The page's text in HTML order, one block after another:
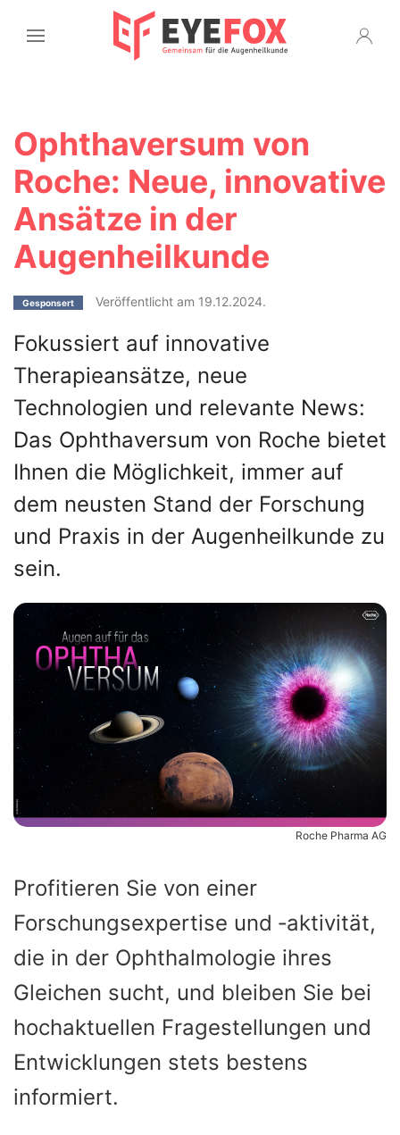
Ophthaversum von
Roche: Neue, innovative
Ansätze in der
Augenheilkunde
Gesponsert Veröffentlicht am 19.12.2024.
Fokussiert auf innovative
Therapieansätze, neue
Technologien und relevante News:
Das Ophthaversum von Roche bietet
Ihnen die Möglichkeit, immer auf
dem neusten Stand der Forschung
und Praxis in der Augenheilkunde zu
sein.
Roche Pharma AG
Profitieren Sie von einer
Forschungsexpertise und ‑aktivität,
die in der Ophthalmologie ihres
Gleichen sucht, und bleiben Sie bei
hochaktuellen Fragestellungen und
Entwicklungen stets bestens
informiert.